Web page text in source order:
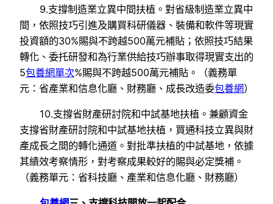
9.支撐制造業立異中間扶植。對省級制造業立異中
間，依照技巧引進及購買科研儀器、裝備和軟件等現實
投資額的30%賜與不跨越500萬元補貼；依照技巧結果
轉化、委托研發和為行業供給技巧辦事取得現實支出的
5包養網單次%賜與不跨越500萬元補貼。（義務單
元：省產業和信息化廳、財務廳、成長改造委包養網）
10.支撐省財產研討院和中試基地扶植。兼顧資金
支撐省財產研討院和中試基地扶植，買通科技立異與財
產成長之間的轉化通道。對批準扶植的中試基地，依據
其績效考察情形，對考察成果較好的賜與必定獎補。
（義務單元：省科技廳、產業和信息化廳、財務廳）